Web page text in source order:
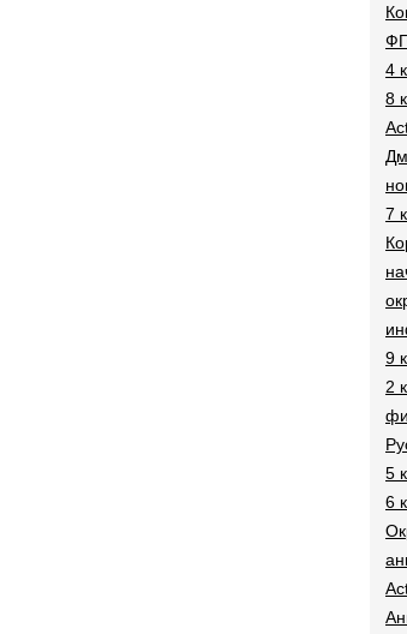
4
8
7
9
2
5
6